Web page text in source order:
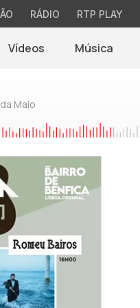
RÁDIO RTP PLAY
Vídeos Música
Maio